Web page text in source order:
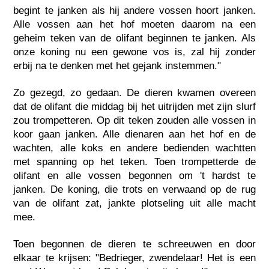
begint te janken als hij andere vossen hoort janken.
Alle vossen aan het hof moeten daarom na een
geheim teken van de olifant beginnen te janken. Als
onze koning nu een gewone vos is, zal hij zonder
erbij na te denken met het gejank instemmen."
Zo gezegd, zo gedaan. De dieren kwamen overeen
dat de olifant die middag bij het uitrijden met zijn slurf
zou trompetteren. Op dit teken zouden alle vossen in
koor gaan janken. Alle dienaren aan het hof en de
wachten, alle koks en andere bedienden wachtten
met spanning op het teken. Toen trompetterde de
olifant en alle vossen begonnen om 't hardst te
janken. De koning, die trots en verwaand op de rug
van de olifant zat, jankte plotseling uit alle macht
mee.
Toen begonnen de dieren te schreeuwen en door
elkaar te krijsen: "Bedrieger, zwendelaar! Het is een